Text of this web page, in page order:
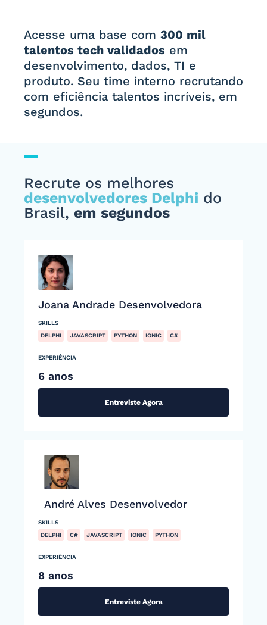
Acesse uma base com 300 mil
talentos tech validados em
desenvolvimento, dados, TI e
produto. Seu time interno recrutando
com eficiência talentos incríveis, em
segundos.
Recrute os melhores
desenvolvedores Delphi do
Brasil, em segundos
Joana Andrade Desenvolvedora
SKILLS
DELPHI
JAVASCRIPT PYTHON IONIC C#
EXPERIÊNCIA
6 anos
Entreviste Agora
André Alves Desenvolvedor
SKILLS
DELPHI
C# JAVASCRIPT IONIC PYTHON
EXPERIÊNCIA
8 anos
Entreviste Agora